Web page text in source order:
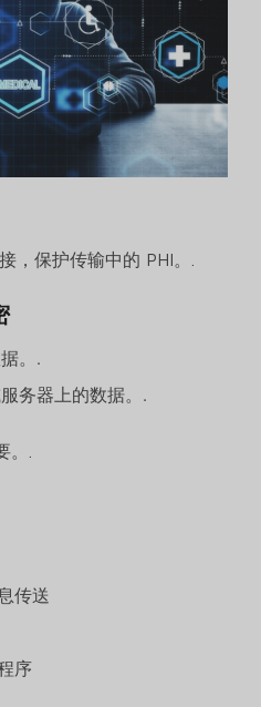
，保护传输中的 PHI。.
。.
务器上的数据。.
.
传送
序